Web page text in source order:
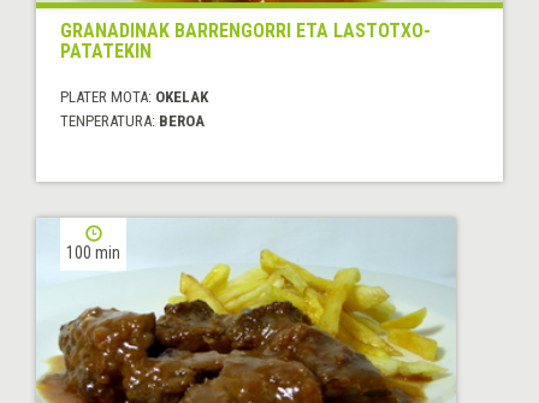
GRANADINAK BARRENGORRI ETA LASTOTXO-
PATATEKIN
PLATER MOTA: OKELAK
TENPERATURA: BEROA
100 min